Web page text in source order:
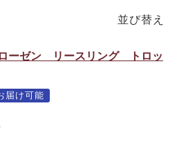
並び替え
ローゼン リースリング トロッ
届け可能